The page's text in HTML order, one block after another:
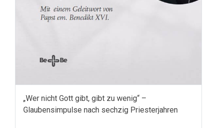
„Wer nicht Gott gibt, gibt zu wenig“ –
Glaubensimpulse nach sechzig Priesterjahren